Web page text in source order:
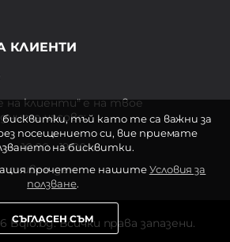
КЛИЕНТИ
на клиенти" е на твое
часове:
10:00 - 19:00 ч.
ден
Bqlo.bg. Всички права запазени.
бисквитки, тъй като те са важни за
посещението си, вие приемате
на бисквитки.
прочетете нашитеУсловия за
ползване.
СЪГЛАСЕН СЪМ